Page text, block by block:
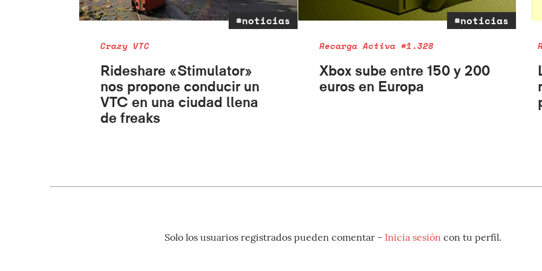
#noticias
Crazy VTC
Rideshare «Stimulator»
nos propone conducir un
VTC en una ciudad llena
de freaks
#noticias
Recarga Activa #1.328
Xbox sube entre 150 y 200
euros en Europa
Solo los usuarios registrados pueden comentar - Inicia sesión con tu perfil.